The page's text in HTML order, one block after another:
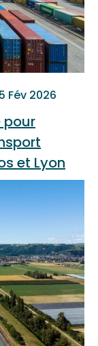
Fév 2026
pour
et Lyon